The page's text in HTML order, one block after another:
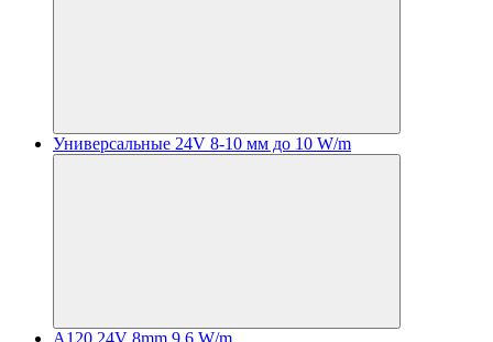
Универсальные 24V 8-10 мм до 10 W/m
A120 24V 8mm 9.6 W/m